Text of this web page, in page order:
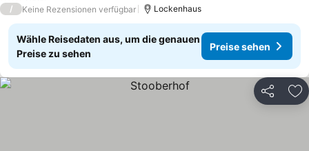
/ Keine Rezensionen verfügbar Lockenhaus
Wähle Reisedaten aus, um die genauen
Preise zu sehen
Preise sehen
Teilen